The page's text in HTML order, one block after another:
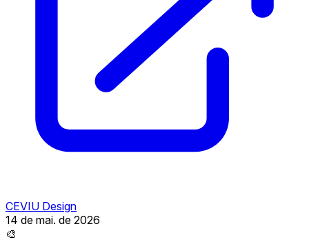
CEVIU Design
14 de mai. de 2026
🎨